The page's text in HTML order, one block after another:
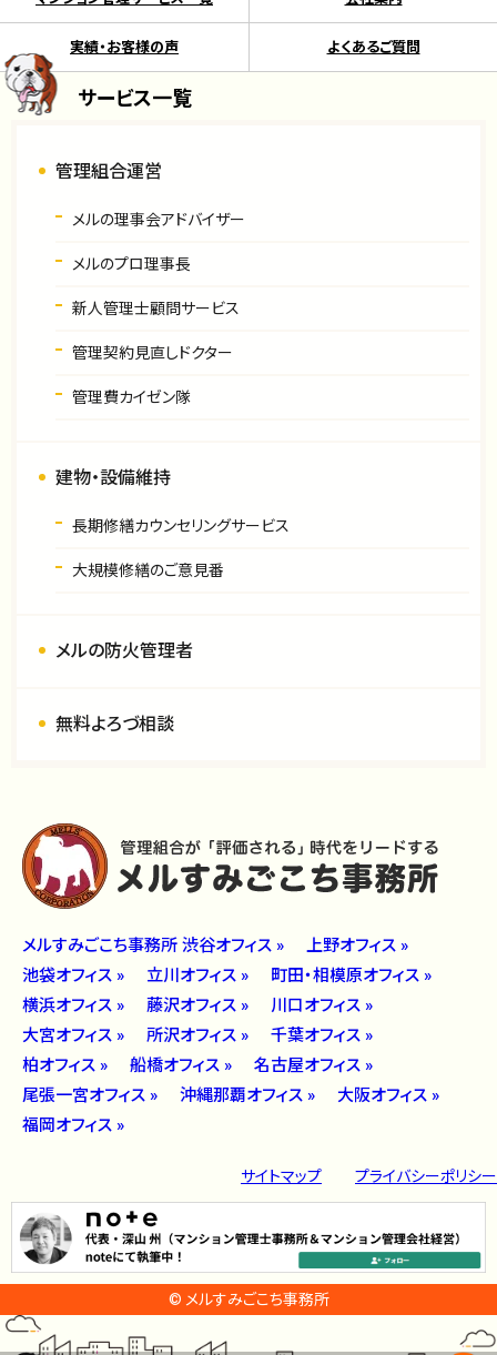
実績・お客様の声 よくあるご質問
サービス一覧
管理組合運営
メルの理事会アドバイザー
メルのプロ理事長
新人管理士顧問サービス
管理契約見直しドクター
管理費カイゼン隊
建物・設備維持
長期修繕カウンセリングサービス
大規模修繕のご意見番
メルの防火管理者
無料よろづ相談
メルすみごこち事務所 渋谷オフィス »
上野オフィス »
池袋オフィス »
立川オフィス »
町田・相模原オフィス »
横浜オフィス »
藤沢オフィス »
川口オフィス »
大宮オフィス »
所沢オフィス »
千葉オフィス »
柏オフィス »
船橋オフィス »
名古屋オフィス »
尾張一宮オフィス »
沖縄那覇オフィス »
大阪オフィス »
福岡オフィス »
サイトマップ プライバシーポリシー
© メルすみごこち事務所